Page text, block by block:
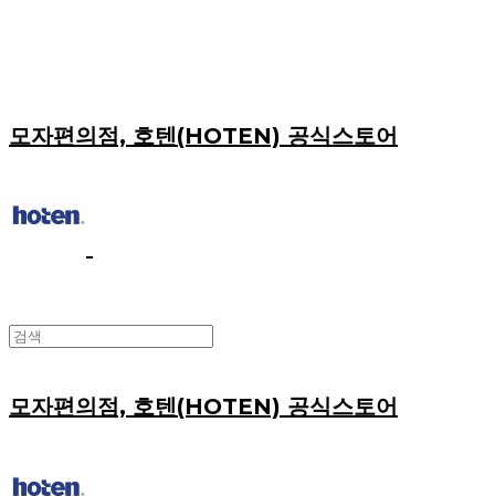
모자편의점, 호텐(HOTEN) 공식스토어
모자편의점, 호텐(HOTEN) 공식스토어